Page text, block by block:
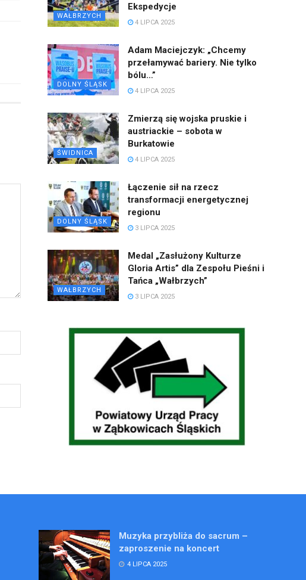
WAŁBRZYCH
Ekspedycje
4 LIPCA 2025
DOLNY ŚLĄSK
Adam Maciejczyk: „Chcemy
przełamywać bariery. Nie tylko
bólu…”
4 LIPCA 2025
ŚWIDNICA
Zmierzą się wojska pruskie i
austriackie – sobota w
Burkatowie
4 LIPCA 2025
DOLNY ŚLĄSK
Łączenie sił na rzecz
transformacji energetycznej
regionu
3 LIPCA 2025
WAŁBRZYCH
Medal „Zasłużony Kulturze
Gloria Artis” dla Zespołu Pieśni i
Tańca „Wałbrzych”
3 LIPCA 2025
Muzyka przybliża do sacrum –
zaproszenie na koncert
4 LIPCA 2025